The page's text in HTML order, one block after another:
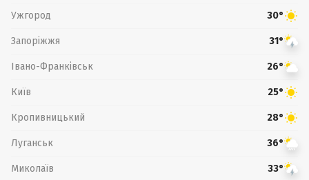
Ужгород 30°
Запоріжжя 31°
Івано-Франківськ 26°
Київ 25°
Кропивницький 28°
Луганськ 36°
Миколаїв 33°